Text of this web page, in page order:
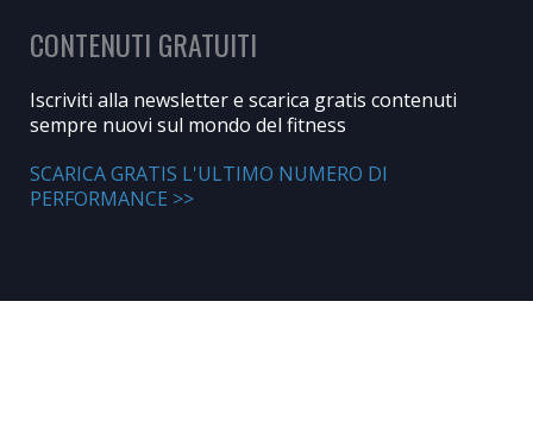
CONTENUTI GRATUITI
Iscriviti alla newsletter e scarica gratis contenuti
sempre nuovi sul mondo del fitness
SCARICA GRATIS L'ULTIMO NUMERO DI
PERFORMANCE >>